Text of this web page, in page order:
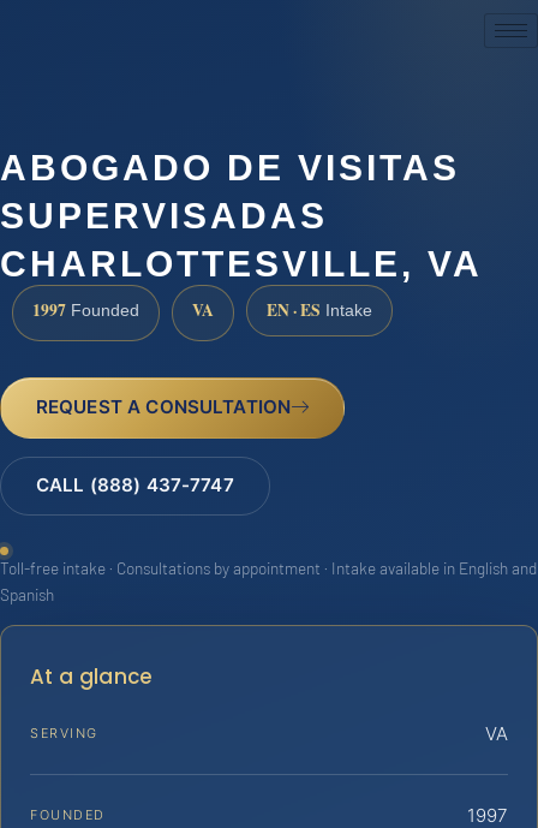
ABOGADO DE VISITAS
SUPERVISADAS
CHARLOTTESVILLE, VA
1997 Founded VA EN · ES Intake
REQUEST A CONSULTATION
CALL (888) 437-7747
Toll-free intake · Consultations by appointment · Intake available in English and
Spanish
At a glance
SERVING VA
FOUNDED 1997